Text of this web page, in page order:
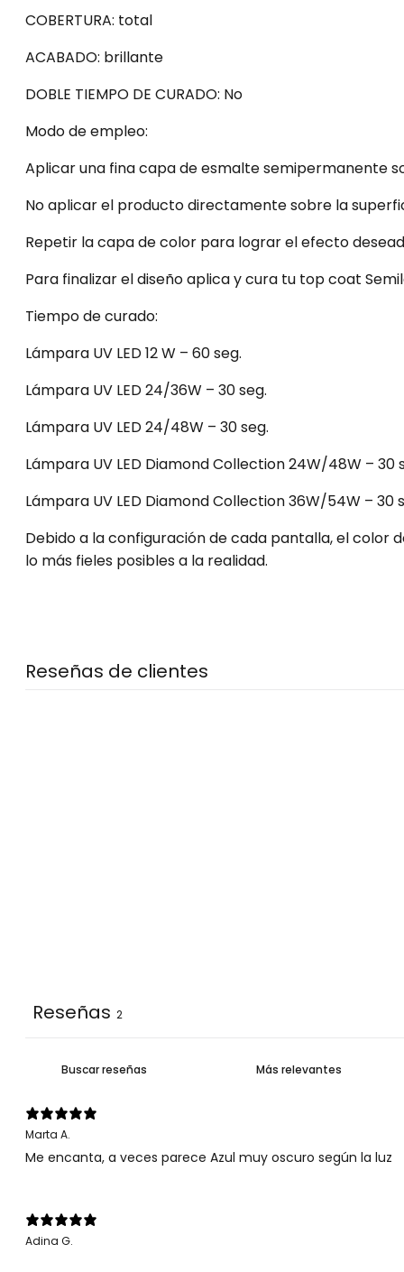
COBERTURA: total
ACABADO: brillante
DOBLE TIEMPO DE CURADO: No
Modo de empleo:
Aplicar una fina capa de esmalte semipermanente
No aplicar el producto directamente sobre la
Repetir la capa de color para lograr el efecto
Para finalizar el diseño aplica y cura tu top coat
Tiempo de curado:
Lámpara UV LED 12 W – 60 seg.
Lámpara UV LED 24/36W – 30 seg.
Lámpara UV LED 24/48W – 30 seg.
Lámpara UV LED Diamond Collection 24W/48W – 30
Lámpara UV LED Diamond Collection 36W/54W – 30
Debido a la configuración de cada pantalla, el color
lo más fieles posibles a la realidad.
Reseñas de clientes
Reseñas 2
Marta A.
Me encanta, a veces parece Azul muy oscuro según la luz
Adina G.